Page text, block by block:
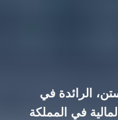
الرائدة في
في المملكة